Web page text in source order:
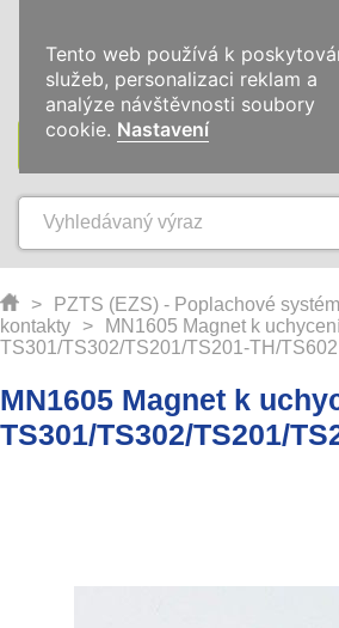
KATEGORIE
> PZTS (EZS) - Poplachové
kontakty
>
MN1605 Magnet k
TS301/TS302/TS201/TS201-TH/TS602
MN1605 Magnet k
TS301/TS302/TS201/
Tento web používá k
služeb, personalizaci reklam a
analýze návštěvnosti soubory
cookie. Nastavení